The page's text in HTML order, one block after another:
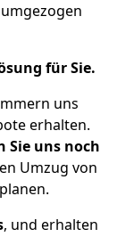
für Sie.
uns
erhalten.
uns noch
Umzug von
, und erhalten